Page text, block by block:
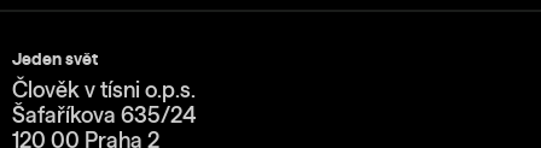
Jeden svět
Člověk v tísni o.p.s.
Šafaříkova 635/24
120 00 Praha 2